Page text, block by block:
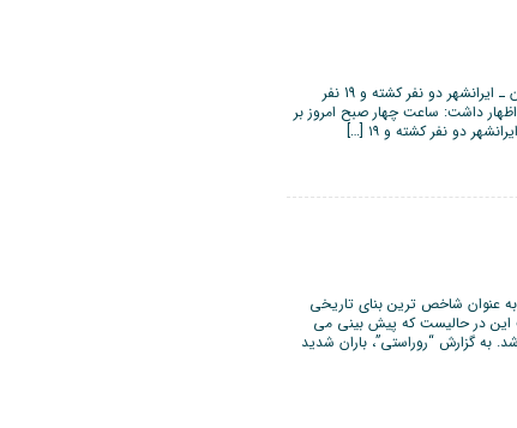
بر اثر سرعت زیاد و ترکیدگی لاستیک خودروی تویوتا در محور ریگان ـ ایرانشهر دو نفر کشته و 19 نفر
داشت: ساعت چهار صبح امروز بر
دو نفر کشته و ۱۹ […]
عنوان شاخص ترین بنای تاریخی
این در حالیست که پیش بینی می
به گزارش “روراستی”، باران شدید